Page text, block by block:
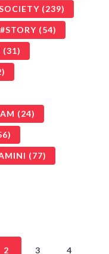
(239)
STORY (54)
(31)
(24)
(77)
2 3 4